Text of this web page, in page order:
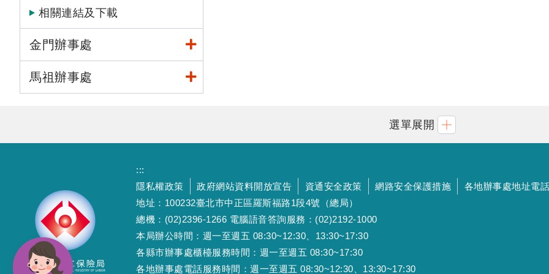
相關連結及下載
金門辦事處
馬祖辦事處
選單展開
:::
隱私權政策
政府網站資料開放宣告 資通安全政策 網路安全保護措施
各地辦事處地址電話
地址：100232臺北市中正區羅斯福路1段4號（總局）
總機：(02)2396-1266 電腦語音答詢服務：(02)2192-1000
本局辦公時間：週一至週五 08:30~12:30、13:30~17:30
各縣市辦事處櫃檯服務時間：週一至週五 08:30~17:30
各地辦事處電話服務時間：週一至週五 08:30~12:30、13:30~17:30